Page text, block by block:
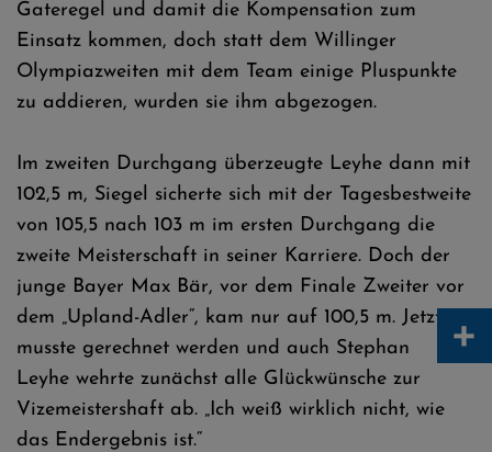
Gateregel und damit die Kompensation zum
Einsatz kommen, doch statt dem Willinger
Olympiazweiten mit dem Team einige Pluspunkte
zu addieren, wurden sie ihm abgezogen.
Im zweiten Durchgang überzeugte Leyhe dann mit
102,5 m, Siegel sicherte sich mit der Tagesbestweite
von 105,5 nach 103 m im ersten Durchgang die
zweite Meisterschaft in seiner Karriere. Doch der
junge Bayer Max Bär, vor dem Finale Zweiter vor
dem „Upland-Adler“, kam nur auf 100,5 m. Jetzt
musste gerechnet werden und auch Stephan
Leyhe wehrte zunächst alle Glückwünsche zur
Vizemeistershaft ab. „Ich weiß wirklich nicht, wie
das Endergebnis ist.“
+